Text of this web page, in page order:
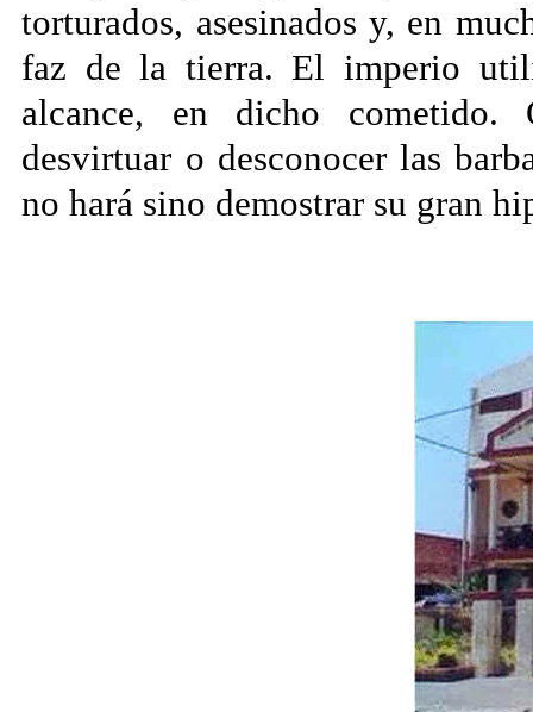
torturados, asesinados y, en
faz de la tierra. El imperio
alcance, en dicho cometido.
desvirtuar o desconocer las
no hará sino demostrar su gran